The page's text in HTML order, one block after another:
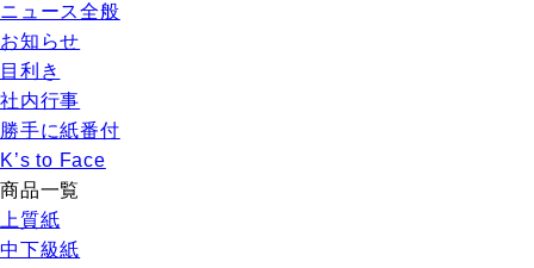
ニュース全般
お知らせ
目利き
社内行事
勝手に紙番付
K’s to Face
商品一覧
上質紙
中下級紙